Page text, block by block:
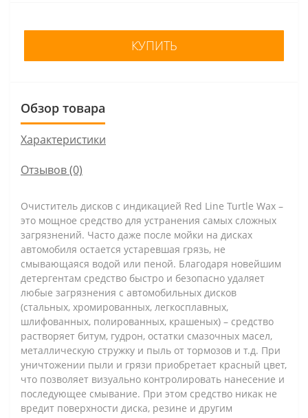
КУПИТЬ
Обзор товара
Характеристики
Отзывов (0)
Очиститель дисков с индикацией Red Line Turtle Wax –
это мощное средство для устранения самых сложных
загрязнений. Часто даже после мойки на дисках
автомобиля остается устаревшая грязь, не
смывающаяся водой или пеной. Благодаря новейшим
детергентам средство быстро и безопасно удаляет
любые загрязнения с автомобильных дисков
(стальных, хромированных, легкосплавных,
шлифованных, полированных, крашеных) – средство
растворяет битум, гудрон, остатки смазочных масел,
металлическую стружку и пыль от тормозов и т.д. При
уничтожении пыли и грязи приобретает красный цвет,
что позволяет визуально контролировать нанесение и
последующее смывание. При этом средство никак не
вредит поверхности диска, резине и другим